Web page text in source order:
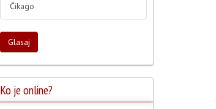
Čikago
Glasaj
Ko je online?